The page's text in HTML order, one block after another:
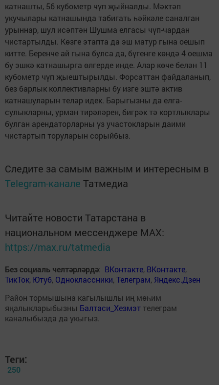
катнашты, 56 кубометр чүп җыйналды. Мәктәп
укучылары катнашында табигать һәйкәле саналган
урыннар, шул исәптән Шушма елгасы чүп-чардан
чистартылды. Көзге этапта да эш матур гына оешып
китте. Беренче ай гына булса да, бүгенге көндә 4 оешма
бу эшкә катнашырга өлгерде инде. Алар көче белән 11
кубометр чүп җыештырылды. Форсаттан файдаланып,
без барлык коллективларны бу изге эштә актив
катнашуларын теләр идек. Барыгызны да елга-
сулыкларны, урман тирәләрен, бигрәк тә кортлыклары
булган арендаторларны үз участокларын даими
чистартып торуларын сорыйбыз.
Следите за самым важным и интересным в
Telegram-канале Татмедиа
Читайте новости Татарстана в
национальном мессенджере MАХ:
https://max.ru/tatmedia
Без социаль челтәрләрдә: ВКонтакте, ВКонтакте,
ТикТок, Ютуб, Одноклассники,Телеграм, Яндекс.Дзен
Район тормышына кагылышлы иң мөһим
яңалыкларыбызны Балтаси_Хезмэт телеграм
каналыбызда да укыгыз.
Теги:
250